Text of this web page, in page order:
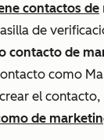
contactos de
de
contacto de
como
el
de